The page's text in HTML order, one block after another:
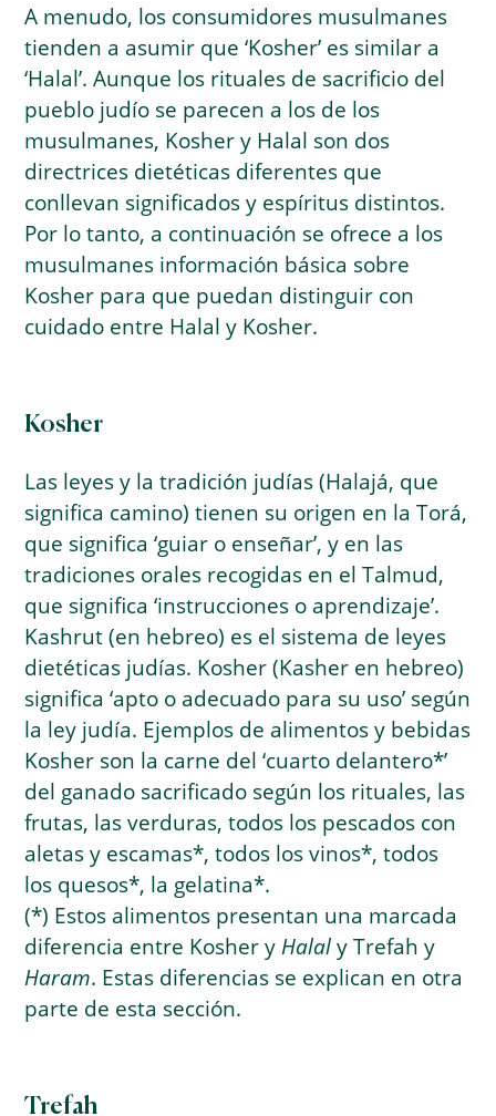
A menudo, los consumidores musulmanes
tienden a asumir que ‘Kosher’ es similar a
‘Halal’. Aunque los rituales de sacrificio del
pueblo judío se parecen a los de los
musulmanes, Kosher y Halal son dos
directrices dietéticas diferentes que
conllevan significados y espíritus distintos.
Por lo tanto, a continuación se ofrece a los
musulmanes información básica sobre
Kosher para que puedan distinguir con
cuidado entre Halal y Kosher.
Kosher
Las leyes y la tradición judías (Halajá, que
significa camino) tienen su origen en la Torá,
que significa ‘guiar o enseñar’, y en las
tradiciones orales recogidas en el Talmud,
que significa ‘instrucciones o aprendizaje’.
Kashrut (en hebreo) es el sistema de leyes
dietéticas judías. Kosher (Kasher en hebreo)
significa ‘apto o adecuado para su uso’ según
la ley judía. Ejemplos de alimentos y bebidas
Kosher son la carne del ‘cuarto delantero*’
del ganado sacrificado según los rituales, las
frutas, las verduras, todos los pescados con
aletas y escamas*, todos los vinos*, todos
los quesos*, la gelatina*.
(*) Estos alimentos presentan una marcada
diferencia entre Kosher yHalaly Trefah y
Haram. Estas diferencias se explican en otra
parte de esta sección.
Trefah